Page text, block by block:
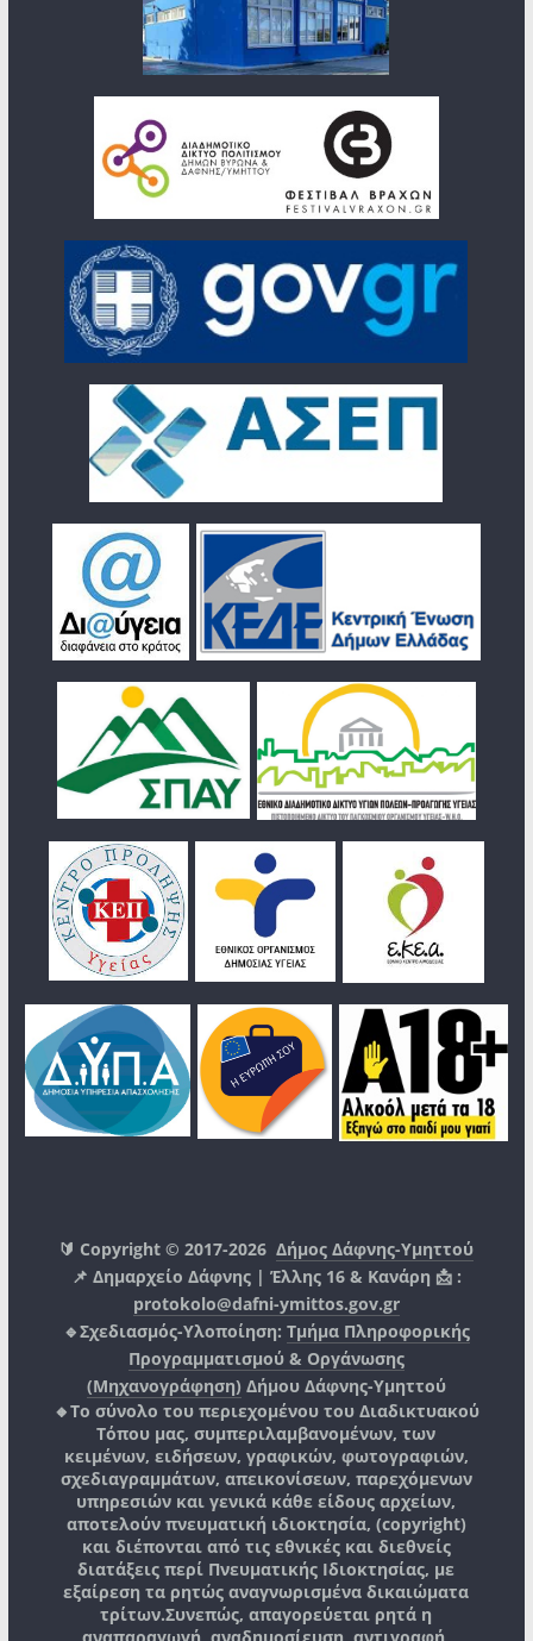
🔰 Copyright © 2017-2026Δήμος Δάφνης-Υμηττού
📌 Δημαρχείο Δάφνης | Έλλης 16 & Κανάρη 📩 :
protokolo@dafni-ymittos.gov.gr
🔹Σχεδιασμός-Υλοποίηση: Τμήμα Πληροφορικής
Προγραμματισμού & Οργάνωσης
(Μηχανογράφηση) Δήμου Δάφνης-Υμηττού
🔸Το σύνολο του περιεχομένου του Διαδικτυακού
Τόπου μας, συμπεριλαμβανομένων, των
κειμένων, ειδήσεων, γραφικών, φωτογραφιών,
σχεδιαγραμμάτων, απεικονίσεων, παρεχόμενων
υπηρεσιών και γενικά κάθε είδους αρχείων,
αποτελούν πνευματική ιδιοκτησία, (copyright)
και διέπονται από τις εθνικές και διεθνείς
διατάξεις περί Πνευματικής Ιδιοκτησίας, με
εξαίρεση τα ρητώς αναγνωρισμένα δικαιώματα
τρίτων.Συνεπώς, απαγορεύεται ρητά η